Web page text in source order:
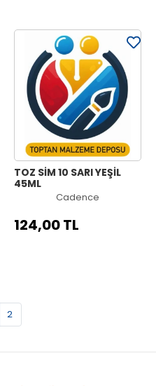
TOZ SİM 10 SARI YEŞİL
45ML
Cadence
124,00 TL
2